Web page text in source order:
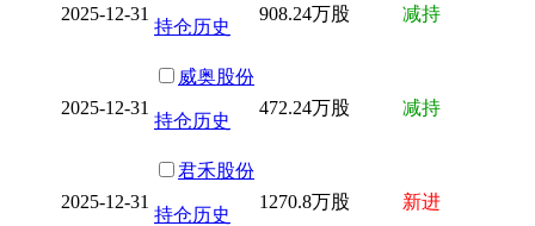
2025-12-31
持仓历史
908.24万股 减持
2025-12-31
威奥股份
持仓历史
472.24万股 减持
2025-12-31
君禾股份
持仓历史
1270.8万股 新进